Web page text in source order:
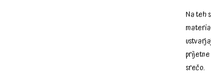
Na teh
prijetne
srečo.